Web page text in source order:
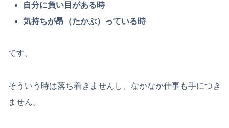
自分に負い目がある時
気持ちが昂（たかぶ）っている時
です。
そういう時は落ち着きませんし、なかなか仕事も手につき
ません。